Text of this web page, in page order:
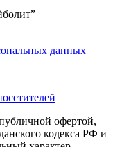
данных
офертой,
кодекса РФ и